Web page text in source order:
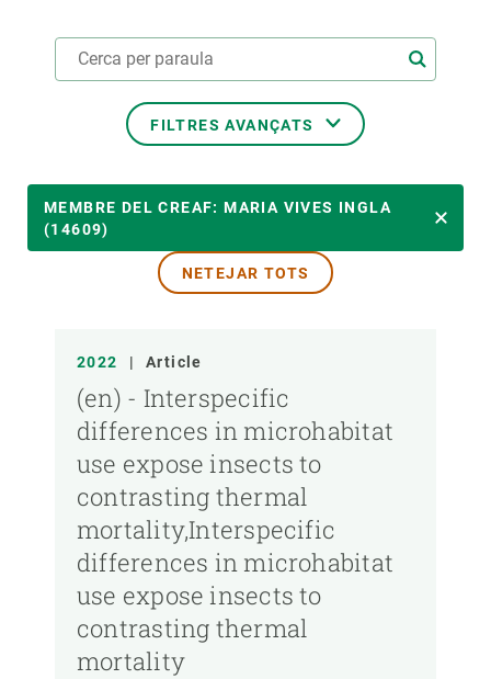
FILTRES AVANÇATS
MEMBRE DEL CREAF
TIPUS DE PUBLICACIÓ
MEMBRE DEL CREAF: MARIA VIVES INGLA
(14609)
NETEJAR TOTS
2022 | Article
(en) - Interspecific
differences in microhabitat
use expose insects to
contrasting thermal
mortality,Interspecific
differences in microhabitat
use expose insects to
contrasting thermal
mortality